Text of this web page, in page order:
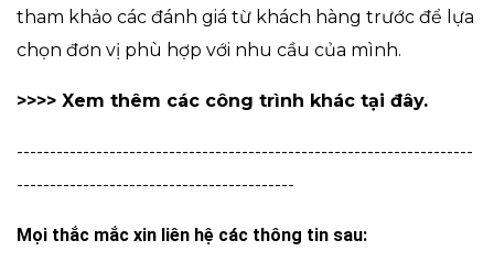
tham khảo các đánh giá từ khách hàng trước để lựa
chọn đơn vị phù hợp với nhu cầu của mình.
>>>> Xem thêm các công trình khác tại đây.
---------------------------------------------------------------------
------------------------------------------
Mọi thắc mắc xin liên hệ các thông tin sau: